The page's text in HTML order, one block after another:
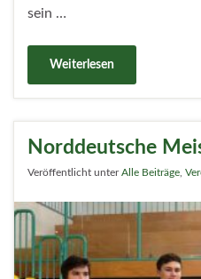
sein …
Weiterlesen
Norddeutsche
Veröffentlicht unterAlle Beiträge